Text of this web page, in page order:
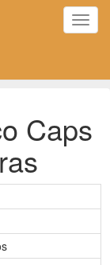
Caps